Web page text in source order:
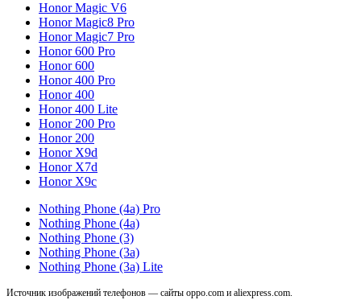
Honor Magic V6
Honor Magic8 Pro
Honor Magic7 Pro
Honor 600 Pro
Honor 600
Honor 400 Pro
Honor 400
Honor 400 Lite
Honor 200 Pro
Honor 200
Honor X9d
Honor X7d
Honor X9c
Nothing Phone (4a) Pro
Nothing Phone (4a)
Nothing Phone (3)
Nothing Phone (3a)
Nothing Phone (3a) Lite
Источник изображений телефонов — сайты oppo.com и aliexpress.com.